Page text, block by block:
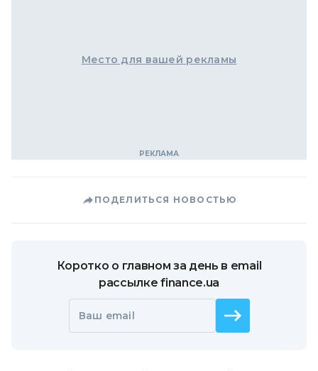
Место для вашей рекламы
ПОДЕЛИТЬСЯ НОВОСТЬЮ
Коротко о главном за день в email
рассылке finance.ua
Ваш email